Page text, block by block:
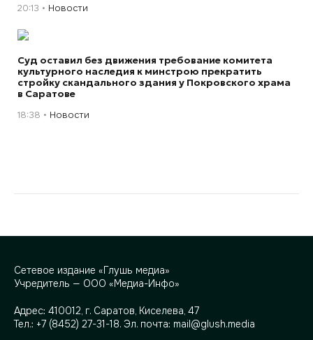
20:13 Новости
Суд оставил без движения требование комитета
культурного наследия к минстрою прекратить
стройку скандального здания у Покровского храма
в Саратове
18:38 Новости
Сетевое издание «Глушь медиа»
Учредитель — ООО «Медиа-Инфо»
Адрес: 410012, г. Саратов, Киселева, 47
Тел.: +7 (8452) 27-31-18. Эл. почта: mail@glush.media